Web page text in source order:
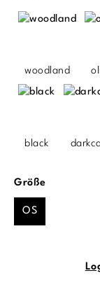
woodland
black
Größeauswählen
OS